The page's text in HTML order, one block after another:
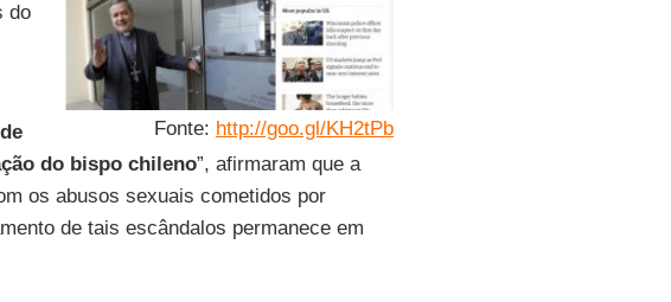
Fonte: http://goo.gl/KH2tPb
do
do bispo chileno”, afirmaram que a
os abusos sexuais cometidos por
de tais escândalos permanece em